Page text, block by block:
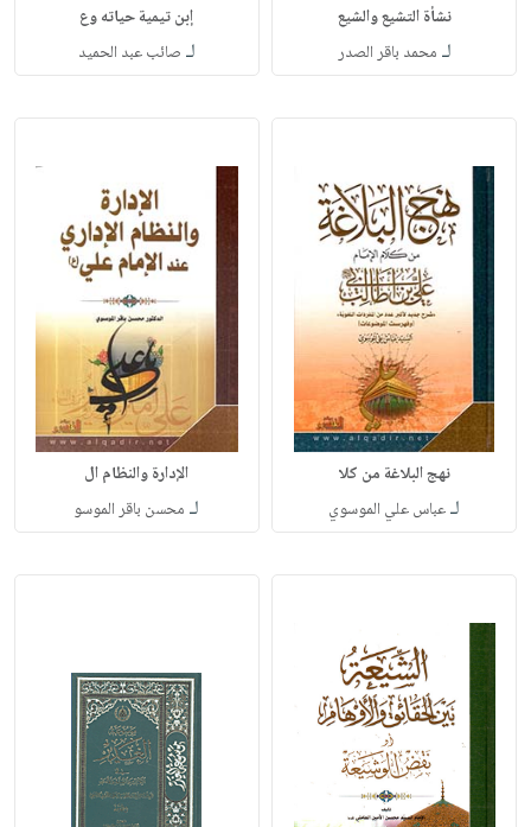
نشأة التشيع والشيع
لـ محمد باقر الصدر
إبن تيمية حياته وع
لـ صائب عبد الحميد
نهج البلاغة من كلا
لـعباس علي الموسوي
الإدارة والنظام ال
لـ محسن باقر الموسو